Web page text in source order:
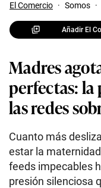
El Comercio · Somos ·
Añadir El
Madres
perfectas: la
las redes
Cuanto más
estar la
feeds impecables
presión silenciosa